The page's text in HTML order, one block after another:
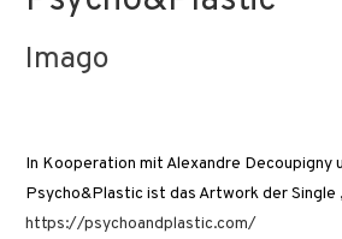
Imago
In Kooperation mit Alexandre Decoupigny
Psycho&Plastic ist das Artwork der Single
https://psychoandplastic.com/